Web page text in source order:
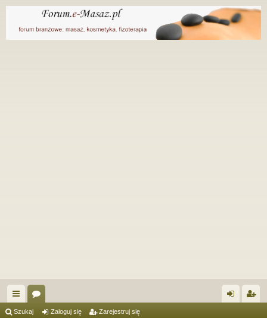
ię or
Szukaj Zaloguj się Zarejestruj się